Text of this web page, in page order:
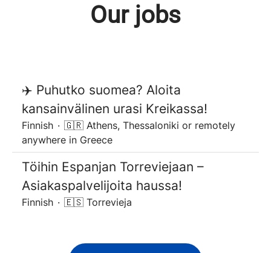
Our jobs
✈️ Puhutko suomea? Aloita
kansainvälinen urasi Kreikassa!
Finnish · 🇬🇷 Athens, Thessaloniki or remotely
anywhere in Greece
Töihin Espanjan Torreviejaan –
Asiakaspalvelijoita haussa!
Finnish · 🇪🇸 Torrevieja